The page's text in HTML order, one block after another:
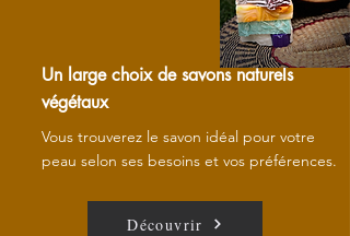
Un large choix de savons naturels
végétaux
Vous trouverez le savon idéal pour votre
peau selon ses besoins et vos préférences.
Découvrir